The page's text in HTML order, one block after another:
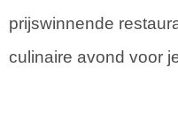
prijswinnende
culinaire avond voor